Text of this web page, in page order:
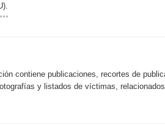
contiene publicaciones, recortes de
y listados de víctimas,